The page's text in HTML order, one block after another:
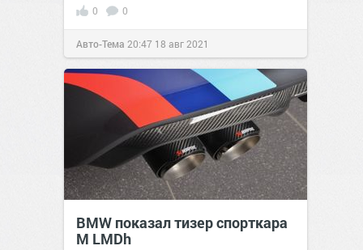
0 0
Авто-Тема 20:47 18 авг 2021
BMW показал тизер спорткара
M LMDh